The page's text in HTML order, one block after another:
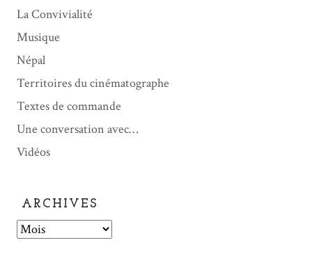
La Convivialité
Musique
Népal
Territoires du cinématographe
Textes de commande
Une conversation avec…
Vidéos
ARCHIVES
A